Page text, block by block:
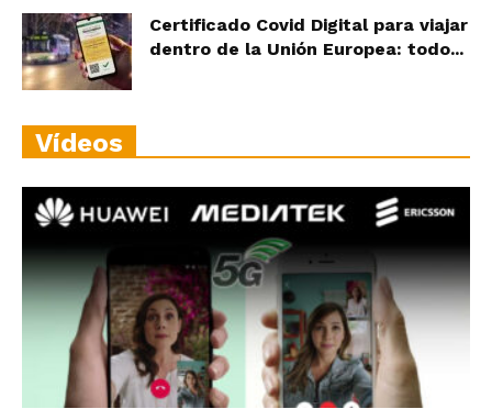
Certificado Covid Digital para viajar
dentro de la Unión Europea: todo...
Vídeos